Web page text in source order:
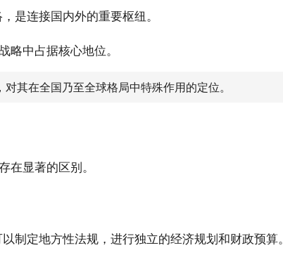
是连接国内外的重要枢纽。
中占据核心地位。
其在全国乃至全球格局中特殊作用的定位。
显著的区别。
制定地方性法规，进行独立的经济规划和财政预算。